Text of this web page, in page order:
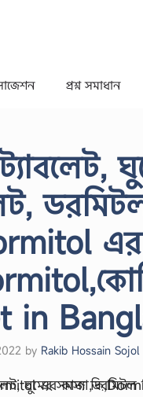
প্রশ্ন সমাধান
in
by Rakib Hossain Sojol